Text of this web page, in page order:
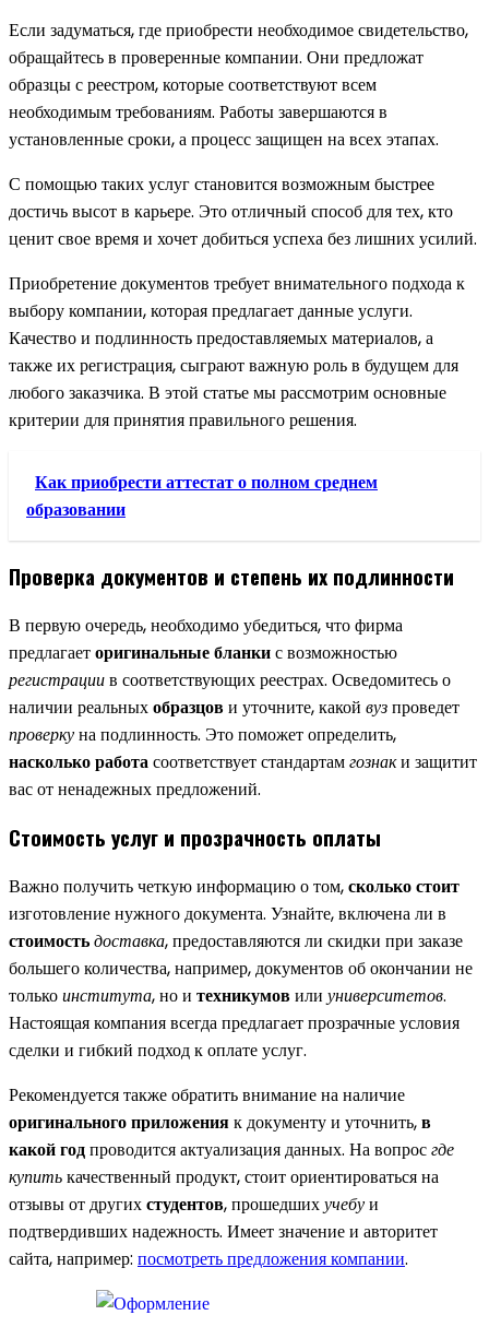
Если задуматься, где приобрести необходимое свидетельство,
обращайтесь в проверенные компании. Они предложат
образцы с реестром, которые соответствуют всем
необходимым требованиям. Работы завершаются в
установленные сроки, а процесс защищен на всех этапах.
С помощью таких услуг становится возможным быстрее
достичь высот в карьере. Это отличный способ для тех, кто
ценит свое время и хочет добиться успеха без лишних усилий.
Приобретение документов требует внимательного подхода к
выбору компании, которая предлагает данные услуги.
Качество и подлинность предоставляемых материалов, а
также их регистрация, сыграют важную роль в будущем для
любого заказчика. В этой статье мы рассмотрим основные
критерии для принятия правильного решения.
Как приобрести аттестат о полном среднем
образовании
Проверка документов и степень их подлинности
В первую очередь, необходимо убедиться, что фирма
предлагаеторигинальные бланкис возможностью
регистрациив соответствующих реестрах. Осведомитесь о
наличии реальныхобразцови уточните, какой вузпроведет
проверкуна подлинность. Это поможет определить,
насколько работасоответствует стандартамгознаки защитит
вас от ненадежных предложений.
Стоимость услуг и прозрачность оплаты
Важно получить четкую информацию о том,сколько стоит
изготовление нужного документа. Узнайте, включена ли в
стоимостьдоставка, предоставляются ли скидки при заказе
большего количества, например, документов об окончании не
толькоинститута, но и техникумовили университетов.
Настоящая компания всегда предлагает прозрачные условия
сделки и гибкий подход к оплате услуг.
Рекомендуется также обратить внимание на наличие
оригинального приложенияк документу и уточнить,в
какой годпроводится актуализация данных. На вопросгде
купитькачественный продукт, стоит ориентироваться на
отзывы от другихстудентов, прошедшихучебуи
подтвердивших надежность. Имеет значение и авторитет
сайта, например: посмотреть предложения компании.